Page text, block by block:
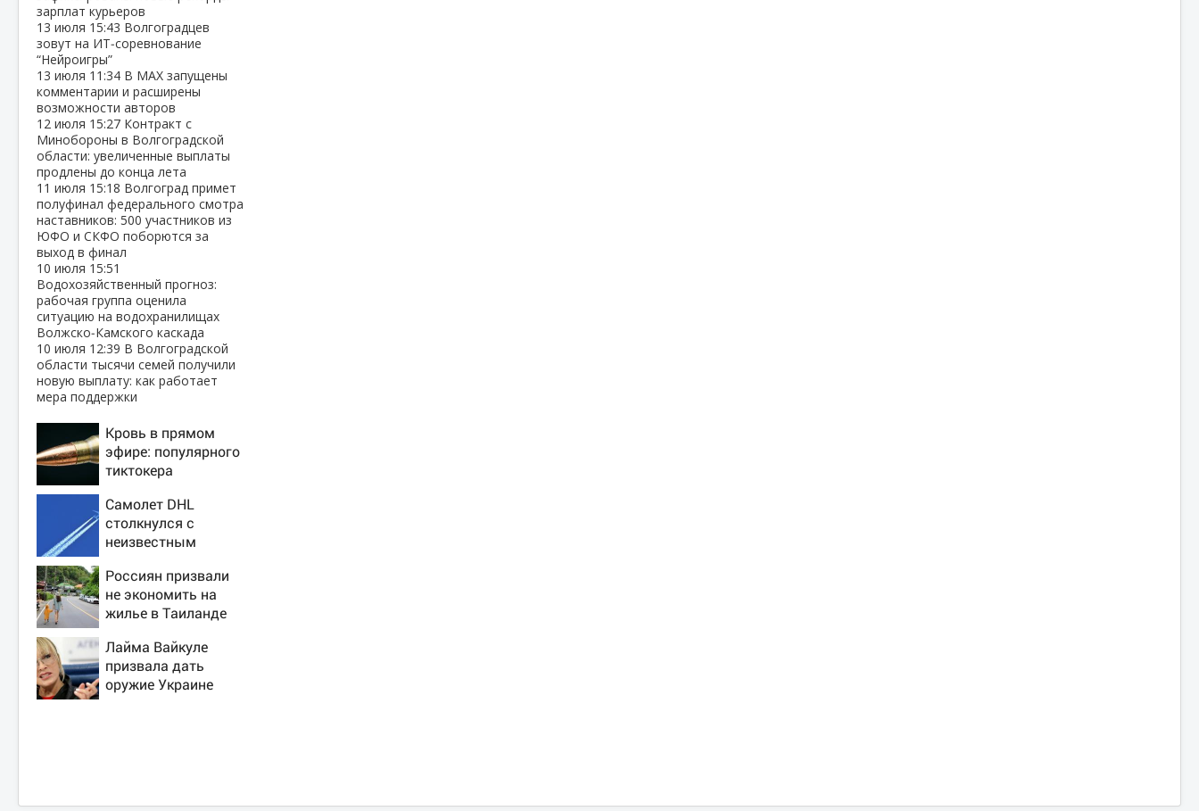
зарплат курьеров
13 июля 15:43 Волгоградцев
зовут на ИТ‑соревнование
“Нейроигры”
13 июля 11:34 В МАХ запущены
комментарии и расширены
возможности авторов
12 июля 15:27 Контракт с
Минобороны в Волгоградской
области: увеличенные выплаты
продлены до конца лета
11 июля 15:18 Волгоград примет
полуфинал федерального смотра
наставников: 500 участников из
ЮФО и СКФО поборются за
выход в финал
10 июля 15:51
Водохозяйственный прогноз:
рабочая группа оценила
ситуацию на водохранилищах
Волжско‑Камского каскада
10 июля 12:39 В Волгоградской
области тысячи семей получили
новую выплату: как работает
мера поддержки
Кровь в прямом
эфире: популярного
тиктокера
ресторана
Самолет DHL
столкнулся с
неизвестным
Лейпцигом -
Новости на Вести.ru
Россиян призвали
не экономить на
жилье в Таиланде
Лайма Вайкуле
призвала дать
оружие Украине